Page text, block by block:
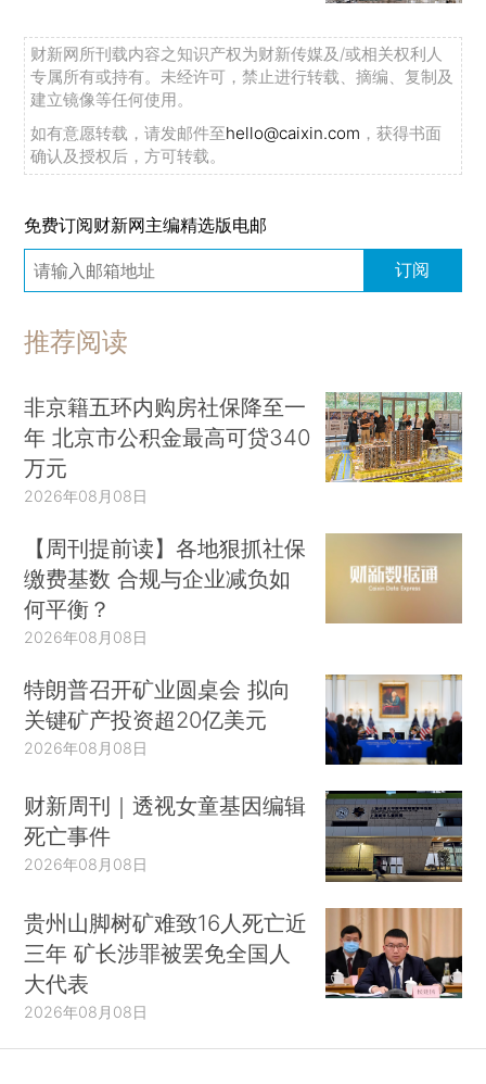
财新网所刊载内容之知识产权为财新传媒及/或相关权利人
专属所有或持有。未经许可，禁止进行转载、摘编、复制及
建立镜像等任何使用。
如有意愿转载，请发邮件至hello@caixin.com ，获得书面
确认及授权后，方可转载。
免费订阅财新网主编精选版电邮
订阅
推荐阅读
非京籍五环内购房社保降至一
年 北京市公积金最高可贷340
万元
2026年08月08日
【周刊提前读】各地狠抓社保
缴费基数 合规与企业减负如
何平衡？
2026年08月08日
特朗普召开矿业圆桌会 拟向
关键矿产投资超20亿美元
2026年08月08日
财新周刊｜透视女童基因编辑
死亡事件
2026年08月08日
贵州山脚树矿难致16人死亡近
三年 矿长涉罪被罢免全国人
大代表
2026年08月08日